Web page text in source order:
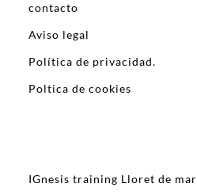
contacto
Aviso legal
Política de privacidad.
Poltica de cookies
IGnesis training Lloret de mar